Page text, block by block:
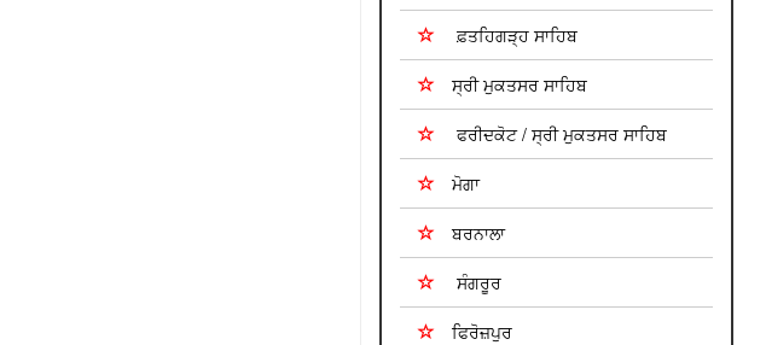
ਫ਼ਤਹਿਗੜ੍ਹ ਸਾਹਿਬ
ਸ੍ਰੀ ਮੁਕਤਸਰ ਸਾਹਿਬ
ਫਰੀਦਕੋਟ / ਸ੍ਰੀ ਮੁਕਤਸਰ ਸਾਹਿਬ
ਮੋਗਾ
ਬਰਨਾਲਾ
ਸੰਗਰੂਰ
ਫਿਰੋਜ਼ਪੁਰ